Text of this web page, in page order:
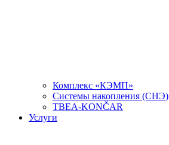
Комплекс «КЭМП»
Системы накопления (СНЭ)
TBEA-KONČAR
Услуги